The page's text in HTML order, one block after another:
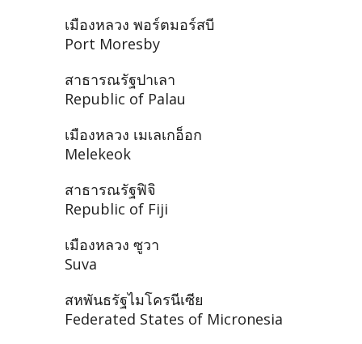
เมืองหลวง พอร์ตมอร์สบี
Port Moresby
สาธารณรัฐปาเลา
Republic of Palau
เมืองหลวง เมเลเกอ็อก
Melekeok
สาธารณรัฐฟิจิ
Republic of Fiji
เมืองหลวง ซูวา
Suva
สหพันธรัฐไมโครนีเซีย
Federated States of Micronesia